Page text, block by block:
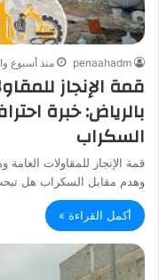
penaahadm منذ أسبوع
قمة الإنجاز
بالرياض: خبرة
السكراب
قمة الإنجاز للمقاولات العامة
وهدم مقابل السكراب هل
أكمل القراءة »